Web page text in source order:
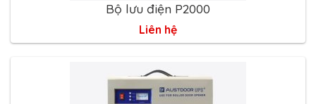
Bộ lưu điện P2000
Liên hệ